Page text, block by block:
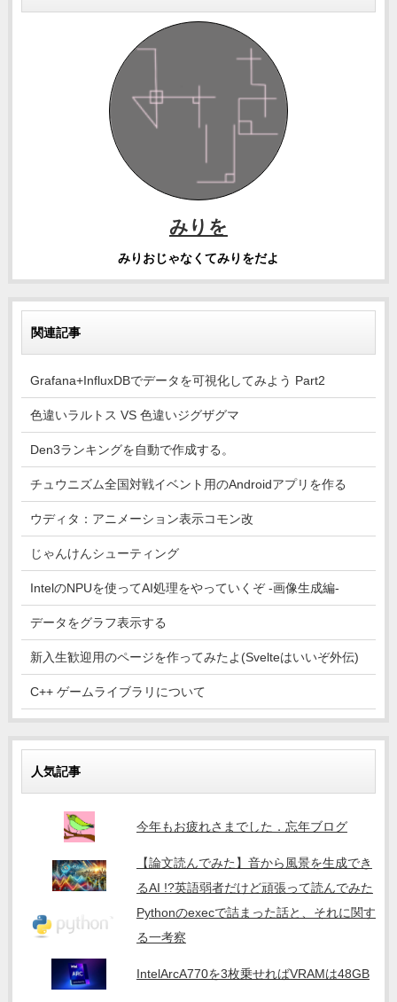
みりを
みりおじゃなくてみりをだよ
関連記事
Grafana+InfluxDBでデータを可視化してみよう Part2
色違いラルトス VS 色違いジグザグマ
Den3ランキングを自動で作成する。
チュウニズム全国対戦イベント用のAndroidアプリを作る
ウディタ：アニメーション表示コモン改
じゃんけんシューティング
IntelのNPUを使ってAI処理をやっていくぞ -画像生成編-
データをグラフ表示する
新入生歓迎用のページを作ってみたよ(Svelteはいいぞ外伝)
C++ ゲームライブラリについて
人気記事
今年もお疲れさまでした．忘年ブログ
【論文読んでみた】音から風景を生成でき
るAI !?英語弱者だけど頑張って読んでみた
Pythonのexecで詰まった話と、それに関す
る一考察
IntelArcA770を3枚乗せればVRAMは48GB